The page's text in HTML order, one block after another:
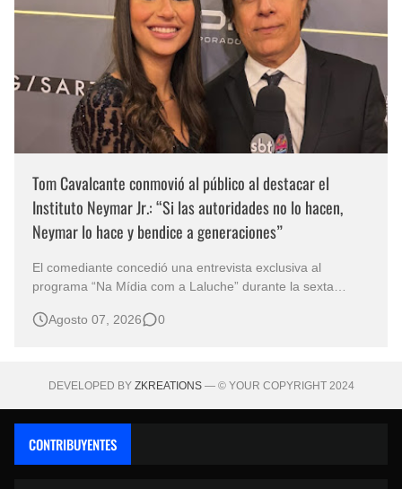
Tom Cavalcante conmovió al público al destacar el
Instituto Neymar Jr.: “Si las autoridades no lo hacen,
Neymar lo hace y bendice a generaciones”
El comediante concedió una entrevista exclusiva al
programa “Na Mídia com a Laluche” durante la sexta
eventos benéficos más importantes de Brasil. En medio del
Agosto 07, 2026 0
DEVELOPED BY ZKREATIONS— © YOUR COPYRIGHT 2024
CONTRIBUYENTES